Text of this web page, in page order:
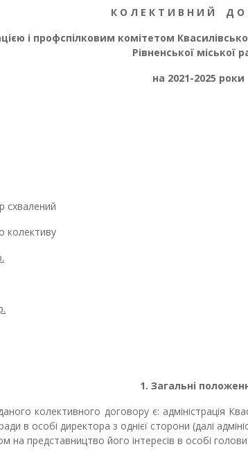
К О Л Е К Т И В Н И Й
Д О
і профспілковим комітетом
Рівненської міської
на 2021-2025 роки
схвалений
колективу
1.Загальні
колективного договору є: адміністрація
в особі директора з однієї сторони (далі
на представництво його інтересів в особі